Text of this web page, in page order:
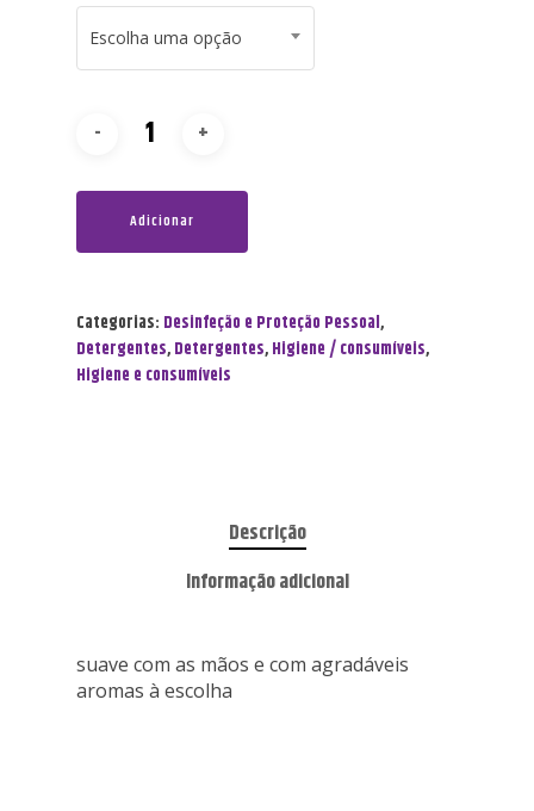
Escolha uma opção
Adicionar
Categorias: Desinfeção e Proteção Pessoal,
Detergentes,Detergentes,Higiene / consumíveis,
Higiene e consumíveis
Descrição
Informação adicional
suave com as mãos e com agradáveis
aromas à escolha